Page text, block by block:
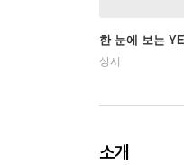
한 눈에 보는
상시
소개